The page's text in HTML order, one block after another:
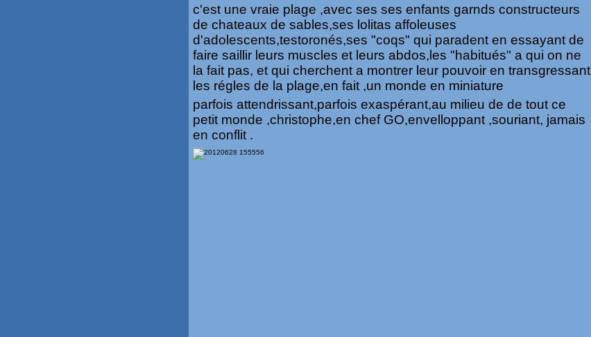
c'est une vraie plage ,avec ses ses enfants garnds constructeurs
de chateaux de sables,ses lolitas affoleuses
d'adolescents,testoronés,ses "coqs" qui paradent en essayant de
faire saillir leurs muscles et leurs abdos,les "habitués" a qui on ne
la fait pas, et qui cherchent a montrer leur pouvoir en transgressant
les régles de la plage,en fait ,un monde en miniature
parfois attendrissant,parfois exaspérant,au milieu de de tout ce
petit monde ,christophe,en chef GO,envelloppant ,souriant, jamais
en conflit .